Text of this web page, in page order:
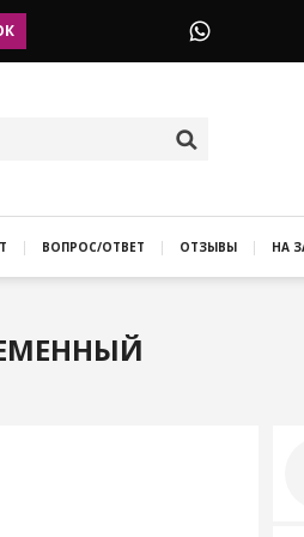
ВОПРОС/ОТВЕТ ОТЗЫВЫ НА